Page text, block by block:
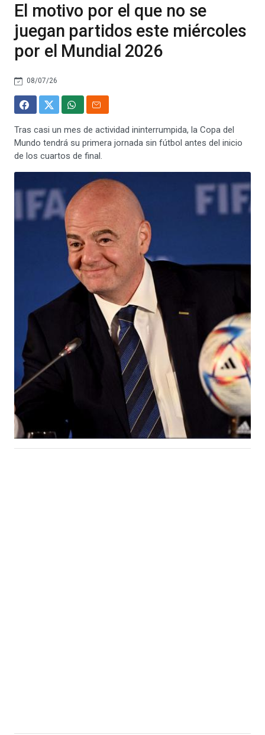
El motivo por el que no se
juegan partidos este miércoles
por el Mundial 2026
08/07/26
Tras casi un mes de actividad ininterrumpida, la Copa del
Mundo tendrá su primera jornada sin fútbol antes del inicio
de los cuartos de final.